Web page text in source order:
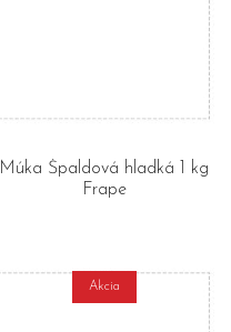
Múka Špaldová hladká 1 kg
Frape
Akcia